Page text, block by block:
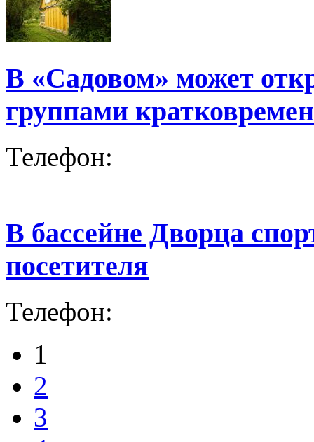
В «Садовом» может
группами
Телефон:
В бассейне Дворца
посетителя
Телефон:
1
2
3